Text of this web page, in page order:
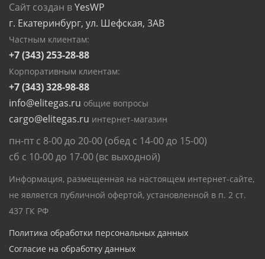
Сайт создан вYesWP
г. Екатеринбург, ул. Шефская, 3АВ
Частным клиентам:
+7 (343) 253-28-88
Корпоративным клиентам:
+7 (343) 328-98-88
info@elitegas.ru общие вопросы
cargo@elitegas.ru интернет-магазин
пн-пт с 8-00 до 20-00 (обед с 14-00 до 15-00)
сб с 10-00 до 17-00 (вс выходной)
Информация, размещенная на настоящем интернет-сайте,
не является публичной офертой, установленной в п. 2 ст.
437 ГК РФ
Политика обработки персональных данных
Согласие на обработку данных